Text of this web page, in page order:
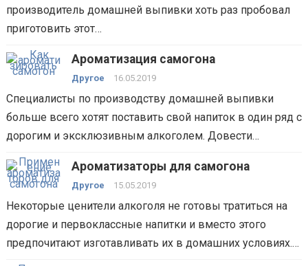
производитель домашней выпивки хоть раз пробовал
приготовить этот…
Ароматизация самогона
Другое 16.05.2019
Специалисты по производству домашней выпивки
больше всего хотят поставить свой напиток в один ряд с
дорогим и эксклюзивным алкоголем. Довести…
Ароматизаторы для самогона
Другое 15.05.2019
Некоторые ценители алкоголя не готовы тратиться на
дорогие и первоклассные напитки и вместо этого
предпочитают изготавливать их в домашних условиях.…